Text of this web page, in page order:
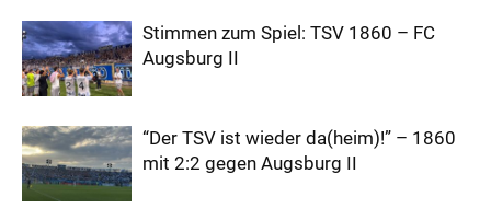
Stimmen zum Spiel: TSV 1860 – FC
Augsburg II
“Der TSV ist wieder da(heim)!” – 1860
mit 2:2 gegen Augsburg II